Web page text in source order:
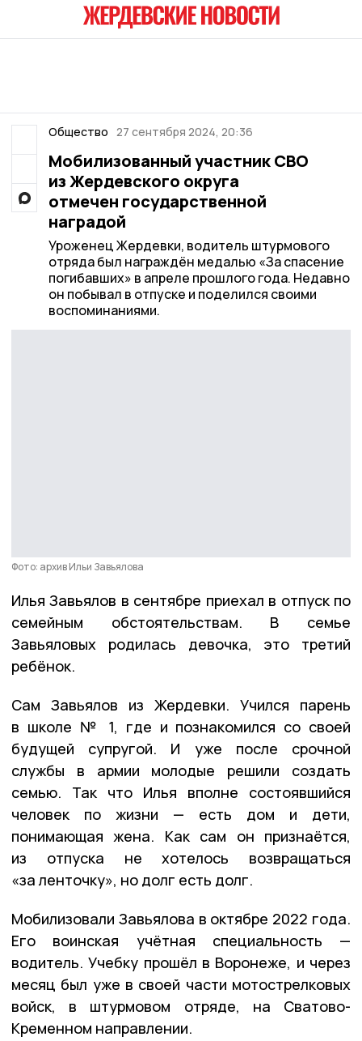
Общество 27 сентября 2024, 20:36
Мобилизованный участник СВО
из Жердевского округа
отмечен государственной
наградой
Уроженец Жердевки, водитель штурмового
отряда был награждён медалью «За спасение
погибавших» в апреле прошлого года. Недавно
он побывал в отпуске и поделился своими
воспоминаниями.
Фото: архив Ильи Завьялова
Илья Завьялов в сентябре приехал в отпуск по
семейным обстоятельствам. В семье
Завьяловых родилась девочка, это третий
ребёнок.
Сам Завьялов из Жердевки. Учился парень
в школе № 1, где и познакомился со своей
будущей супругой. И уже после срочной
службы в армии молодые решили создать
семью. Так что Илья вполне состоявшийся
человек по жизни — есть дом и дети,
понимающая жена. Как сам он признаётся,
из отпуска не хотелось возвращаться
«за ленточку», но долг есть долг.
Мобилизовали Завьялова в октябре 2022 года.
Его воинская учётная специальность —
водитель. Учебку прошёл в Воронеже, и через
месяц был уже в своей части мотострелковых
войск, в штурмовом отряде, на Сватово-
Кременном направлении.